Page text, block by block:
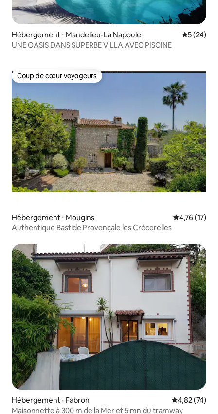
Hébergement ⋅ Mandelieu-La Napoule
5 (24)
UNE OASIS DANS SUPERBE VILLA AVEC PISCINE
Coup de cœur voyageurs
Coup de cœur voyageurs
Hébergement ⋅ Mougins Évaluation
4,76 (17)
Authentique Bastide Provençale les Crécerelles
Hébergement ⋅ Fabron Évaluation
4,82 (74)
Maisonnette à 300 m de la Mer et 5 mn du tramway